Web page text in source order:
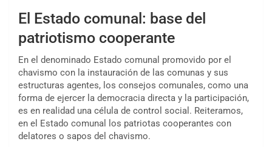
El Estado comunal: base del
patriotismo cooperante
En el denominado Estado comunal promovido por el
chavismo con la instauración de las comunas y sus
estructuras agentes, los consejos comunales, como una
forma de ejercer la democracia directa y la participación,
es en realidad una célula de control social. Reiteramos,
en el Estado comunal los patriotas cooperantes con
delatores o sapos del chavismo.